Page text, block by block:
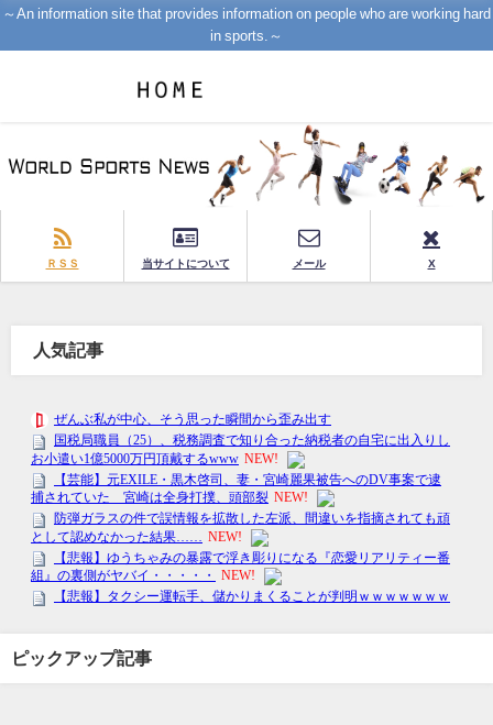
～An information site that provides information on people who are working hard
in sports.～
ＲＳＳ 当サイトについて メール X
人気記事
ピックアップ記事